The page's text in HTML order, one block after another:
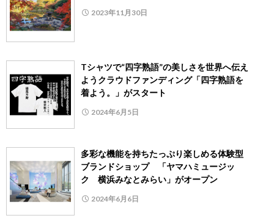
2023年11月30日
Tシャツで“四字熟語”の美しさを世界へ伝え
ようクラウドファンディング「四字熟語を
着よう。」がスタート
2024年6月5日
多彩な機能を持ちたっぷり楽しめる体験型
ブランドショップ 「ヤマハミュージッ
ク 横浜みなとみらい」がオープン
2024年6月6日